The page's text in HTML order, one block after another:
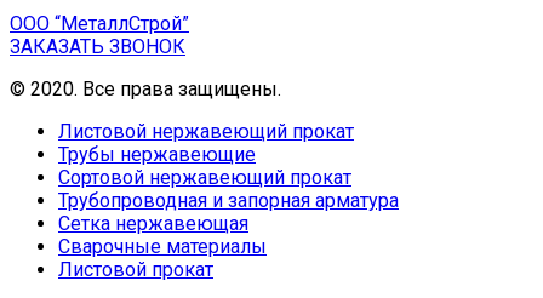
ООО “МеталлСтрой”
ЗАКАЗАТЬ ЗВОНОК
© 2020. Все права защищены.
Листовой нержавеющий прокат
Трубы нержавеющие
Сортовой нержавеющий прокат
Трубопроводная и запорная арматура
Сетка нержавеющая
Сварочные материалы
Листовой прокат